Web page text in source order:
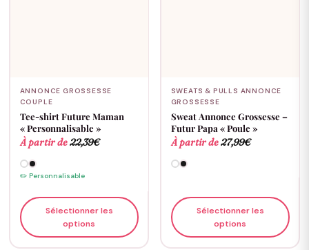
ANNONCE GROSSESSE
COUPLE
Tee-shirt Future Maman
« Personnalisable »
À partir de22,39€
✏️ Personnalisable
Sélectionner les
options
SWEATS & PULLS ANNONCE
GROSSESSE
Sweat Annonce Grossesse –
Futur Papa « Poule »
À partir de27,99€
Sélectionner les
options